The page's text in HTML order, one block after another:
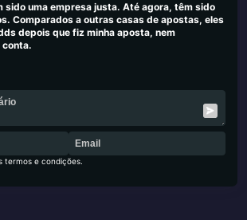
sido uma empresa justa. Até agora, têm sido
Comparados a outras casas de apostas, eles
depois que fiz minha aposta, nem
termos e condições.